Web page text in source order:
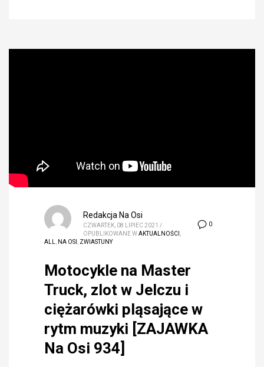
0
Redakcja Na Osi
CZWARTEK, 08 LIPIEC 2021 /
OPUBLIKOWANE WAKTUALNOŚCI ,
ALL, NA OSI , ZWIASTUNY
Motocykle na Master
Truck, zlot w Jelczu i
ciężarówki pląsające w
rytm muzyki [ZAJAWKA
Na Osi 934]